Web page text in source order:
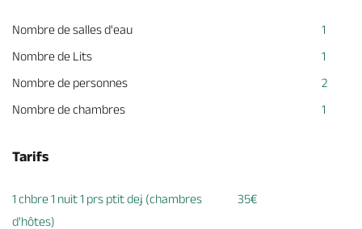
Nombre de salles d'eau
1
Nombre de Lits
1
Nombre de personnes
2
Nombre de chambres
1
Tarifs
1 chbre 1 nuit 1 prs ptit dej (chambres
d'hôtes)
35€